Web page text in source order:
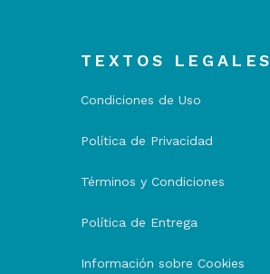
TEXTOS LEGALES
Condiciones de Uso
Política de Privacidad
Términos y Condiciones
Política de Entrega
Información sobre Cookies